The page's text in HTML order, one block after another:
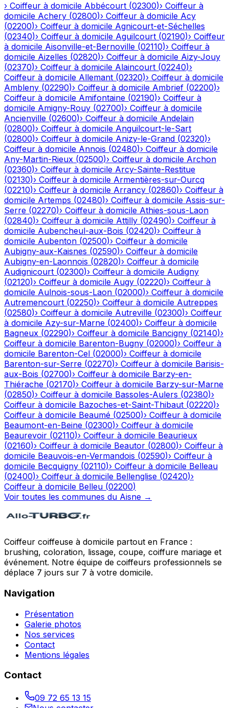
› Coiffeur à domicile Abbécourt (02300)› Coiffeur à
domicile Achery (02800)› Coiffeur à domicile Acy
(02200)› Coiffeur à domicile Agnicourt-et-Séchelles
(02340)› Coiffeur à domicile Aguilcourt (02190)› Coiffeur
à domicile Aisonville-et-Bernoville (02110)› Coiffeur à
domicile Aizelles (02820)› Coiffeur à domicile Aizy-Jouy
(02370)› Coiffeur à domicile Alaincourt (02240)›
Coiffeur à domicile Allemant (02320)› Coiffeur à domicile
Ambleny (02290)› Coiffeur à domicile Ambrief (02200)›
Coiffeur à domicile Amifontaine (02190)› Coiffeur à
domicile Amigny-Rouy (02700)› Coiffeur à domicile
Ancienville (02600)› Coiffeur à domicile Andelain
(02800)› Coiffeur à domicile Anguilcourt-le-Sart
(02800)› Coiffeur à domicile Anizy-le-Grand (02320)›
Coiffeur à domicile Annois (02480)› Coiffeur à domicile
Any-Martin-Rieux (02500)› Coiffeur à domicile Archon
(02360)› Coiffeur à domicile Arcy-Sainte-Restitue
(02130)› Coiffeur à domicile Armentières-sur-Ourcq
(02210)› Coiffeur à domicile Arrancy (02860)› Coiffeur à
domicile Artemps (02480)› Coiffeur à domicile Assis-sur-
Serre (02270)› Coiffeur à domicile Athies-sous-Laon
(02840)› Coiffeur à domicile Attilly (02490)› Coiffeur à
domicile Aubencheul-aux-Bois (02420)› Coiffeur à
domicile Aubenton (02500)› Coiffeur à domicile
Aubigny-aux-Kaisnes (02590)› Coiffeur à domicile
Aubigny-en-Laonnois (02820)› Coiffeur à domicile
Audignicourt (02300)› Coiffeur à domicile Audigny
(02120)› Coiffeur à domicile Augy (02220)› Coiffeur à
domicile Aulnois-sous-Laon (02000)› Coiffeur à domicile
Autremencourt (02250)› Coiffeur à domicile Autreppes
(02580)› Coiffeur à domicile Autreville (02300)› Coiffeur
à domicile Azy-sur-Marne (02400)› Coiffeur à domicile
Bagneux (02290)› Coiffeur à domicile Bancigny (02140)›
Coiffeur à domicile Barenton-Bugny (02000)› Coiffeur à
domicile Barenton-Cel (02000)› Coiffeur à domicile
Barenton-sur-Serre (02270)› Coiffeur à domicile Barisis-
aux-Bois (02700)› Coiffeur à domicile Barzy-en-
Thiérache (02170)› Coiffeur à domicile Barzy-sur-Marne
(02850)› Coiffeur à domicile Bassoles-Aulers (02380)›
Coiffeur à domicile Bazoches-et-Saint-Thibaut (02220)›
Coiffeur à domicile Beaumé (02500)› Coiffeur à domicile
Beaumont-en-Beine (02300)› Coiffeur à domicile
Beaurevoir (02110)› Coiffeur à domicile Beaurieux
(02160)› Coiffeur à domicile Beautor (02800)› Coiffeur à
domicile Beauvois-en-Vermandois (02590)› Coiffeur à
domicile Becquigny (02110)› Coiffeur à domicile Belleau
(02400)› Coiffeur à domicile Bellenglise (02420)›
Coiffeur à domicile Belleu (02200)
Voir toutes les communes du Aisne →
Coiffeur coiffeuse à domicile partout en France :
brushing, coloration, lissage, coupe, coiffure mariage et
événement. Notre équipe de coiffeurs professionnels se
déplace 7 jours sur 7 à votre domicile.
Navigation
Présentation
Galerie photos
Nos services
Contact
Mentions légales
Contact
09 72 65 13 15